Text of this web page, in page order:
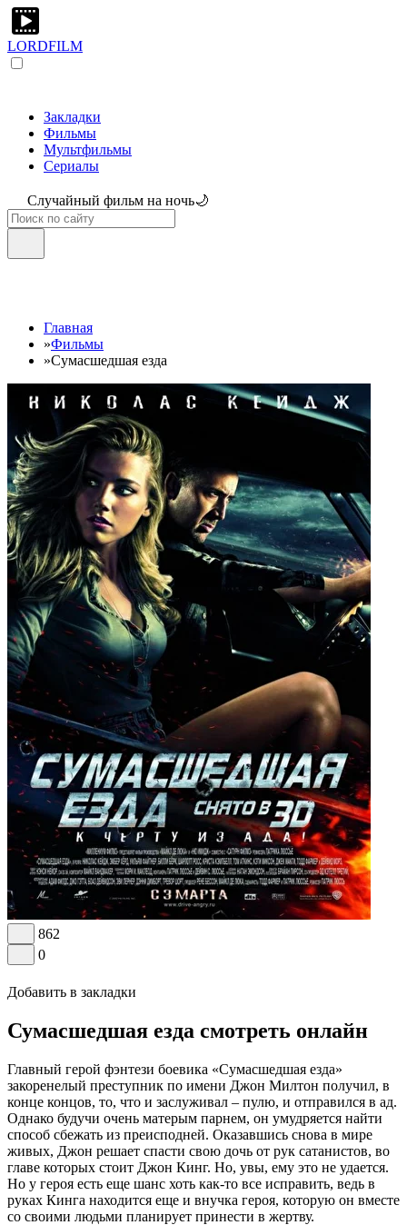
LORDFILM
Закладки
Фильмы
Мультфильмы
Сериалы
Случайный фильм на ночь🌙
Главная
»Фильмы
»Сумасшедшая езда
862
0
Добавить в закладки
Сумасшедшая езда смотреть онлайн
Главный герой фэнтези боевика «Сумасшедшая езда»
закоренелый преступник по имени Джон Милтон получил, в
конце концов, то, что и заслуживал – пулю, и отправился в ад.
Однако будучи очень матерым парнем, он умудряется найти
способ сбежать из преисподней. Оказавшись снова в мире
живых, Джон решает спасти свою дочь от рук сатанистов, во
главе которых стоит Джон Кинг. Но, увы, ему это не удается.
Но у героя есть еще шанс хоть как-то все исправить, ведь в
руках Кинга находится еще и внучка героя, которую он вместе
со своими людьми планирует принести в жертву.